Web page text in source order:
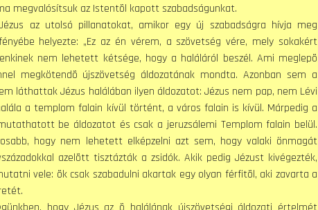
megvalósítsuk az Istentõl kapott szabadságunkat.
az utolsó pillanatokat, amikor egy új szabadságra hívja meg
helyezte: „Ez az én vérem, a szövetség vére, mely sokakért
nem lehetett kétsége, hogy a haláláról beszél. Ami meglepõ
megkötendõ újszövetség áldozatának mondta. Azonban sem a
láthattak Jézus halálában ilyen áldozatot: Jézus nem pap, nem Lévi
a templom falain kívül történt, a város falain is kívül. Márpedig a
be áldozatot és csak a jeruzsálemi Templom falain belül.
hogy nem lehetett elképzelni azt sem, hogy valaki önmagát
azelõtt tisztázták a zsidók. Akik pedig Jézust kivégezték,
vele: õk csak szabadulni akartak egy olyan férfitõl, aki zavarta a